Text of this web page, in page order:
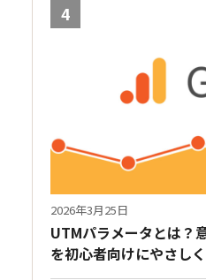
4
2026年3月25日
UTMパラメータとは？
を初心者向けにやさし